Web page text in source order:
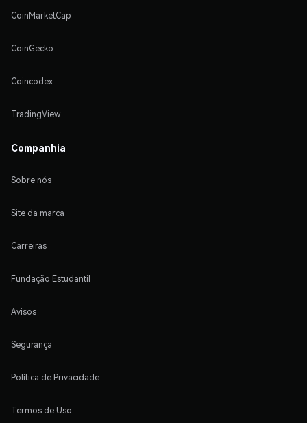
CoinMarketCap
CoinGecko
Coincodex
TradingView
Companhia
Sobre nós
Site da marca
Carreiras
Fundação Estudantil
Avisos
Segurança
Política de Privacidade
Termos de Uso